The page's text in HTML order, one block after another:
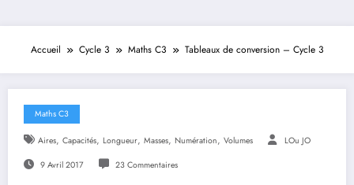
Accueil Cycle 3 Maths C3 Tableaux de conversion – Cycle 3
Maths C3
Aires, Capacités, Longueur, Masses, Numération, Volumes LOu JO
9 Avril 2017 23 Commentaires